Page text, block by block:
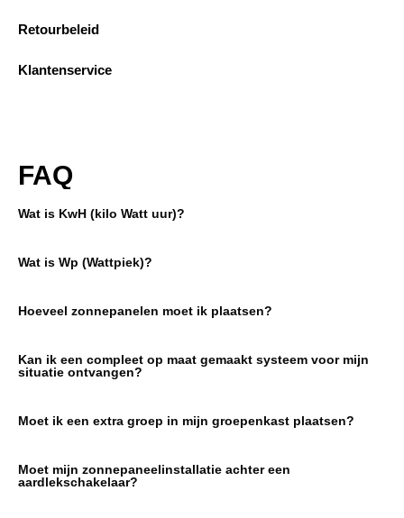
Retourbeleid
Klantenservice
FAQ
Wat is KwH (kilo Watt uur)?
Wat is Wp (Wattpiek)?
Hoeveel zonnepanelen moet ik plaatsen?
Kan ik een compleet op maat gemaakt systeem voor mijn
situatie ontvangen?
Moet ik een extra groep in mijn groepenkast plaatsen?
Moet mijn zonnepaneelinstallatie achter een
aardlekschakelaar?